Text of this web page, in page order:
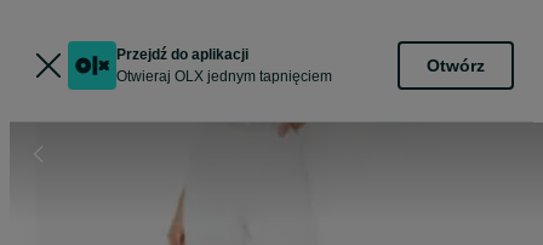
Przejdź do aplikacji
Otwieraj OLX jednym tapnięciem
Otwórz